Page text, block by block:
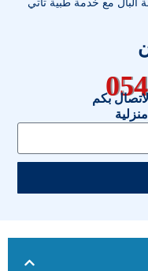
البال مع خدمة طبية تأتي
بكم